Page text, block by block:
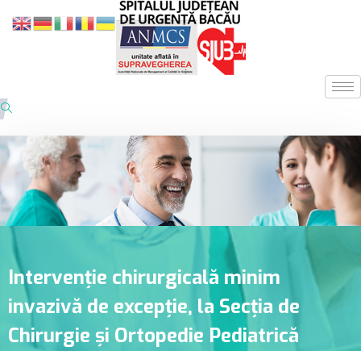
Intervenție chirurgicală minim
invazivă de excepție, la Secția de
Chirurgie și Ortopedie Pediatrică